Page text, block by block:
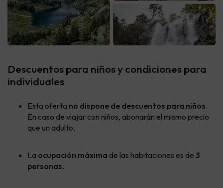
Descuentos para niños y condiciones para
individuales
Esta oferta no dispone de descuentos para niños.
En caso de viajar con niños, abonarán el mismo precio
que un adulto.
La ocupación máxima de las habitaciones es de 3
personas.